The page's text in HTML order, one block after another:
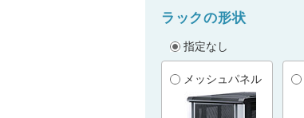
ラックの形状
指定なし
メッシュパネル